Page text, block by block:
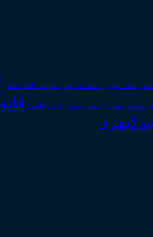
اسناد_تجاری اعاده_دادرسی اعتراض_ثالث اعسار
سقوط_تعهدات شعب_دیوان_عالی قاضی
کیفری